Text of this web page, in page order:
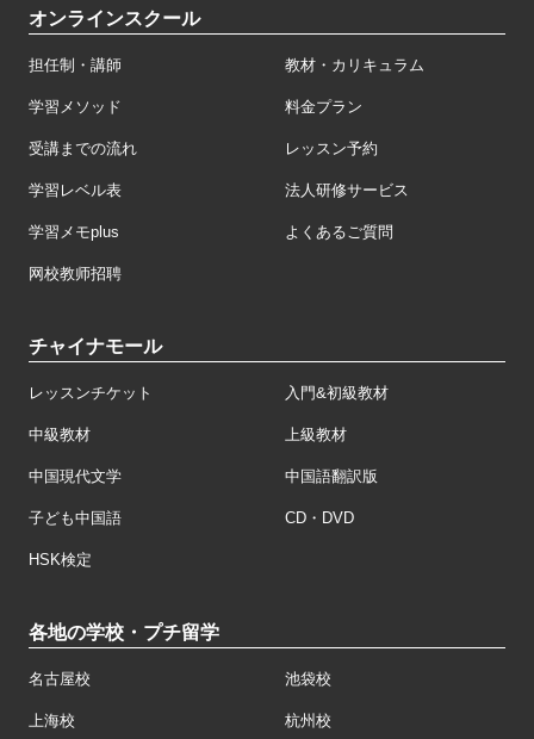
オンラインスクール
担任制・講師 教材・カリキュラム
学習メソッド 料金プラン
受講までの流れ レッスン予約
学習レベル表 法人研修サービス
学習メモplus よくあるご質問
网校教师招聘
チャイナモール
レッスンチケット 入門&初級教材
中級教材 上級教材
中国現代文学 中国語翻訳版
子ども中国語 CD・DVD
HSK検定
各地の学校・プチ留学
名古屋校 池袋校
上海校 杭州校